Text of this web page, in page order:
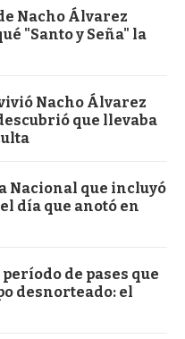
Nacho Álvarez
"Santo y Seña" la
Nacho Álvarez
que llevaba
Nacional que incluyó
día que anotó en
de pases que
desnorteado: el